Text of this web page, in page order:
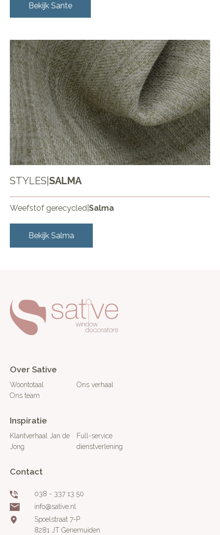
Bekijk Sante
STYLES SALMA
Weefstof gerecycled Salma
Bekijk Salma
Over Sative
Woontotaal
Ons verhaal
Ons team
Inspiratie
Klantverhaal Jan de
Jong
Full-service
dienstverlening
Contact
038 - 337 13 50
info@sative.nl
Spoelstraat 7-P
8281 JT Genemuiden